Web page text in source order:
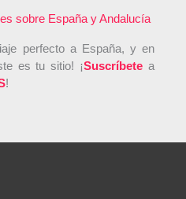
sobre España y Andalucía
perfecto a España, y en
es tu sitio! ¡Suscríbete a
!